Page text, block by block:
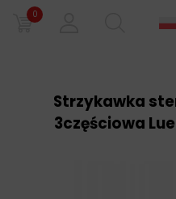
0
Strzykawka
3częściowa